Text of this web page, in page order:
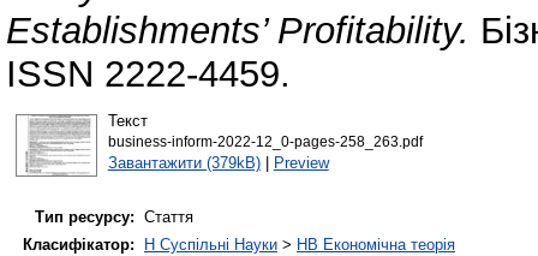
Establishments’ Profitability.
ISSN 2222-4459.
Текст
business-inform-2022-12_0-pages-258_263.pdf
Завантажити (379kB)| Preview
Тип ресурсу: Стаття
Класифікатор:
H Суспільні Науки > HB Економічна теорія